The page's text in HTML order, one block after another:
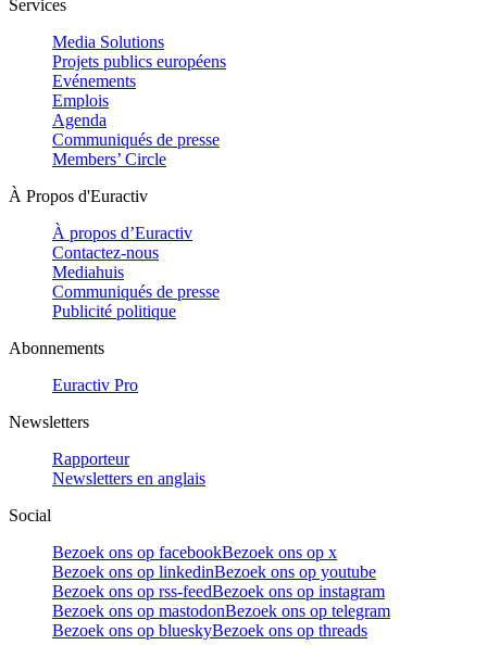
Services
Media Solutions
Projets publics européens
Evénements
Emplois
Agenda
Communiqués de presse
Members’ Circle
À Propos d'Euractiv
À propos d’Euractiv
Contactez-nous
Mediahuis
Communiqués de presse
Publicité politique
Abonnements
Euractiv Pro
Newsletters
Rapporteur
Newsletters en anglais
Social
Bezoek ons op facebookBezoek ons op x
Bezoek ons op linkedinBezoek ons op youtube
Bezoek ons op rss-feedBezoek ons op instagram
Bezoek ons op mastodonBezoek ons op telegram
Bezoek ons op blueskyBezoek ons op threads